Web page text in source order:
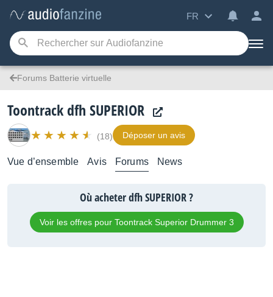
FR
Forums Batterie virtuelle
Toontrack dfh SUPERIOR
(18) Déposer un avis
Vue d’ensemble Avis Forums News
Où acheter dfh SUPERIOR ?
Voir les offres pour Toontrack Superior Drummer 3